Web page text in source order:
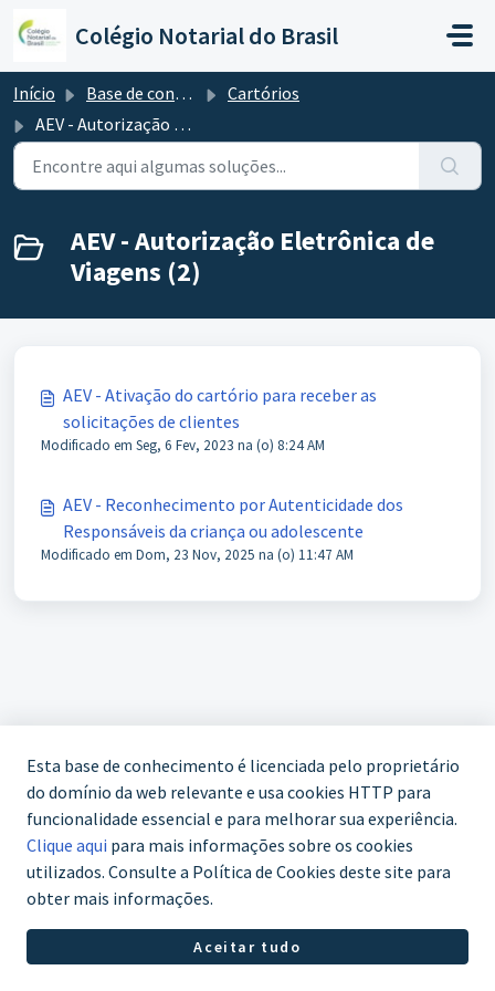
Colégio Notarial do Brasil
Início Base de conhecimento
Cartórios
AEV - Autorização Eletrônica de Viagens
AEV - Autorização Eletrônica de
Viagens (2)
AEV - Ativação do cartório para receber as
solicitações de clientes
Modificado em Seg, 6 Fev, 2023 na (o) 8:24 AM
AEV - Reconhecimento por Autenticidade dos
Responsáveis da criança ou adolescente
Modificado em Dom, 23 Nov, 2025 na (o) 11:47 AM
WhatsApp (61) 3772-7800
Esta base de conhecimento é licenciada pelo proprietário
do domínio da web relevante e usa cookies HTTP para
funcionalidade essencial e para melhorar sua experiência.
Clique aqui para mais informações sobre os cookies
utilizados. Consulte a Política de Cookies deste site para
obter mais informações.
Aceitar tudo